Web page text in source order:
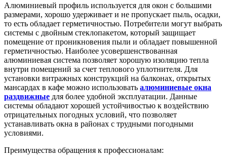
Алюминиевый профиль используется для окон с большими
размерами, хорошо удерживает и не пропускает пыль, осадки,
то есть обладает герметичностью. Потребители могут выбрать
системы с двойным стеклопакетом, который защищает
помещение от проникновения пыли и обладает повышенной
герметичностью. Наиболее усовершенствованная
алюминиевая система позволяет хорошую изоляцию тепла
внутри помещений за счет теплового уплотнителя. Для
установки витражных конструкций на балконах, открытых
мансардах в кафе можно использовать алюминиевые окна
раздвижные для более удобной эксплуатации. Данные
системы обладают хорошей устойчивостью к воздействию
отрицательных погодных условий, что позволяет
устанавливать окна в районах с трудными погодными
условиями.
Преимущества обращения к профессионалам: